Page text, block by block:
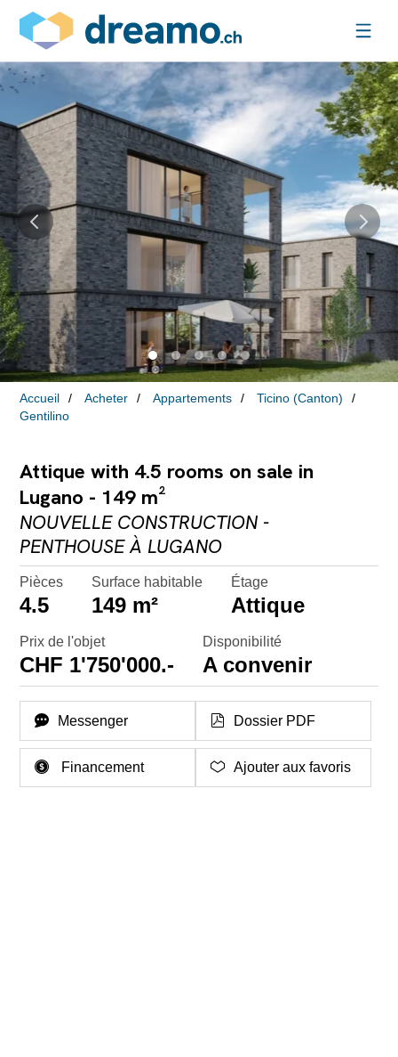
Accueil Acheter Appartements
Ticino (Canton)
Gentilino
Attique with 4.5 rooms on sale in
Lugano - 149 m²
NOUVELLE CONSTRUCTION -
PENTHOUSE À LUGANO
Pièces
4.5
Surface habitable
149 m²
Étage
Attique
Prix de l'objet
CHF 1'750'000.-
Disponibilité
A convenir
Messenger Dossier PDF
Financement Ajouter aux favoris